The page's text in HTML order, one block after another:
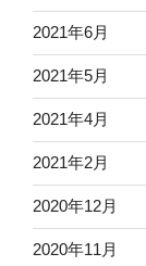
2021年6月
2021年5月
2021年4月
2021年2月
2020年12月
2020年11月